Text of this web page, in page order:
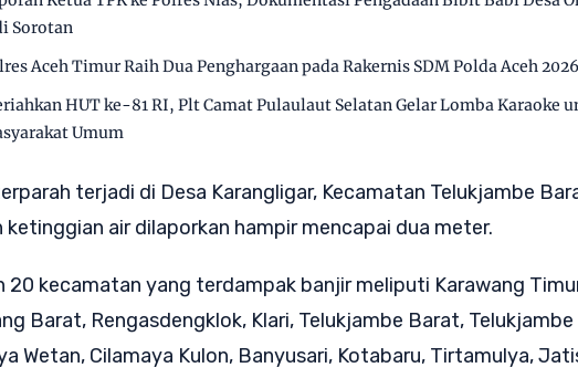
Sorotan
Aceh Timur Raih Dua Penghargaan pada Rakernis SDM Polda Aceh 2026
HUT ke-81 RI, Plt Camat Pulaulaut Selatan Gelar Lomba Karaoke
Umum
terjadi di Desa Karangligar, Kecamatan Telukjambe
ketinggian air dilaporkan hampir mencapai dua meter.
20 kecamatan yang terdampak banjir meliputi Karawang
Barat, Rengasdengklok, Klari, Telukjambe Barat, Telukjambe
Wetan, Cilamaya Kulon, Banyusari, Kotabaru, Tirtamulya,